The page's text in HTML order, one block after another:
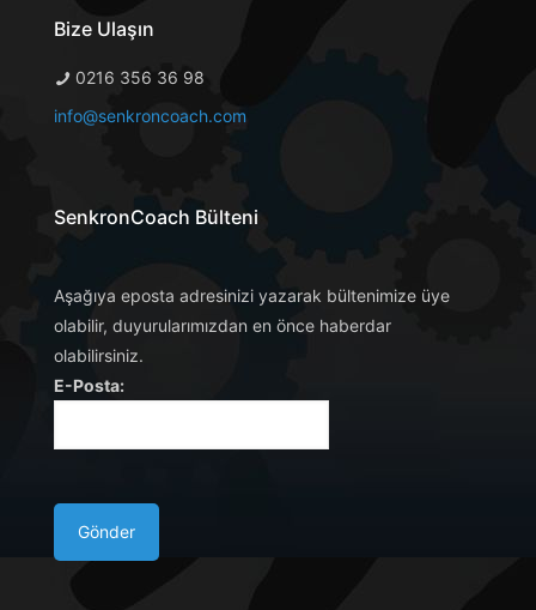
Bize Ulaşın
0216 356 36 98
info@senkroncoach.com
SenkronCoach Bülteni
Aşağıya eposta adresinizi yazarak bültenimize üye
olabilir, duyurularımızdan en önce haberdar
olabilirsiniz.
E-Posta: